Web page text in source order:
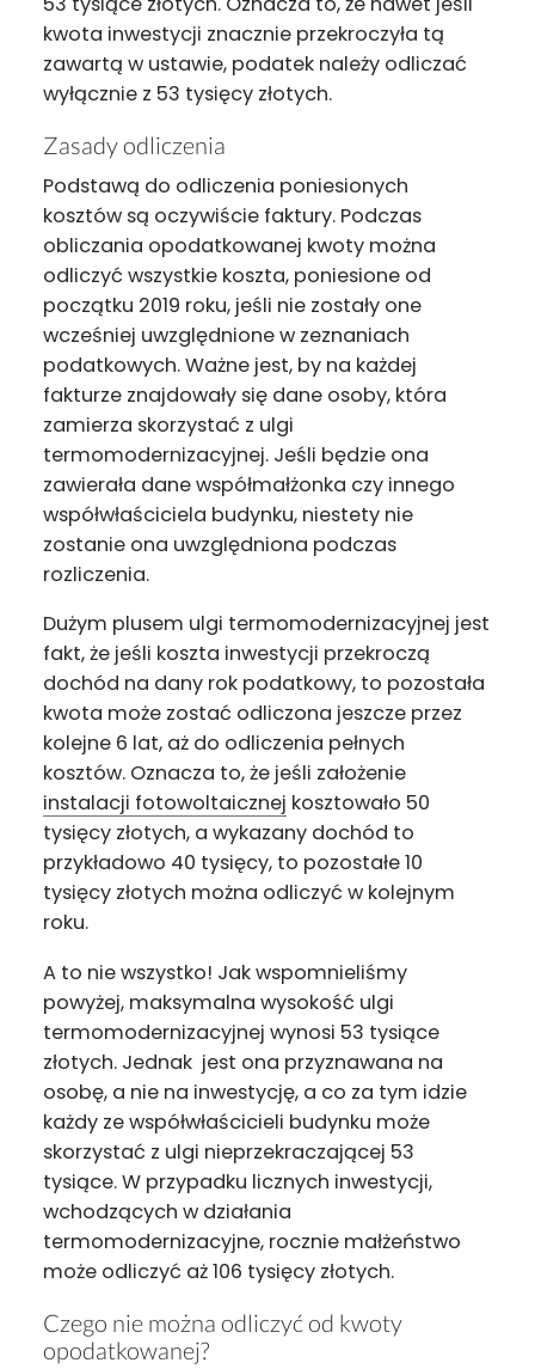
kwota inwestycji znacznie przekroczyła tą
zawartą w ustawie, podatek należy odliczać
wyłącznie z 53 tysięcy złotych.
Zasady odliczenia
Podstawą do odliczenia poniesionych
kosztów są oczywiście faktury. Podczas
obliczania opodatkowanej kwoty można
odliczyć wszystkie koszta, poniesione od
początku 2019 roku, jeśli nie zostały one
wcześniej uwzględnione w zeznaniach
podatkowych. Ważne jest, by na każdej
fakturze znajdowały się dane osoby, która
zamierza skorzystać z ulgi
termomodernizacyjnej. Jeśli będzie ona
zawierała dane współmałżonka czy innego
współwłaściciela budynku, niestety nie
zostanie ona uwzględniona podczas
rozliczenia.
Dużym plusem ulgi termomodernizacyjnej jest
fakt, że jeśli koszta inwestycji przekroczą
dochód na dany rok podatkowy, to pozostała
kwota może zostać odliczona jeszcze przez
kolejne 6 lat, aż do odliczenia pełnych
kosztów. Oznacza to, że jeśli założenie
instalacji fotowoltaicznej kosztowało 50
tysięcy złotych, a wykazany dochód to
przykładowo 40 tysięcy, to pozostałe 10
tysięcy złotych można odliczyć w kolejnym
roku.
A to nie wszystko! Jak wspomnieliśmy
powyżej, maksymalna wysokość ulgi
termomodernizacyjnej wynosi 53 tysiące
złotych. Jednak jest ona przyznawana na
osobę, a nie na inwestycję, a co za tym idzie
każdy ze współwłaścicieli budynku może
skorzystać z ulgi nieprzekraczającej 53
tysiące. W przypadku licznych inwestycji,
wchodzących w działania
termomodernizacyjne, rocznie małżeństwo
może odliczyć aż 106 tysięcy złotych.
Czego nie można odliczyć od kwoty
opodatkowanej?